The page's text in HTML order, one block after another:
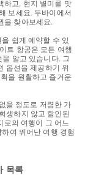
하고, 현지 별미를 맛
보세요. 두바이에서
을 찾아보세요.
쉽게 예약할 수 있
트 항공은 모든 여행
알고 있습니다. 그
옵션을 제공하기 위
을 원활하고 즐거운
을 정도로 저렴한 가
생하지 않고 할인된
로의 여행이 그 어느
여 뛰어난 여행 경험
목록